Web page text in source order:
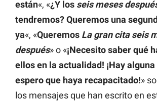
están«, «¿Y los seis meses
tendremos? Queremos una
ya«, «Queremos La gran cita seis
después» o «¡Necesito saber qué
ellos en la actualidad! ¡Hay
espero que haya recapacitado!»
los mensajes que han escrito en